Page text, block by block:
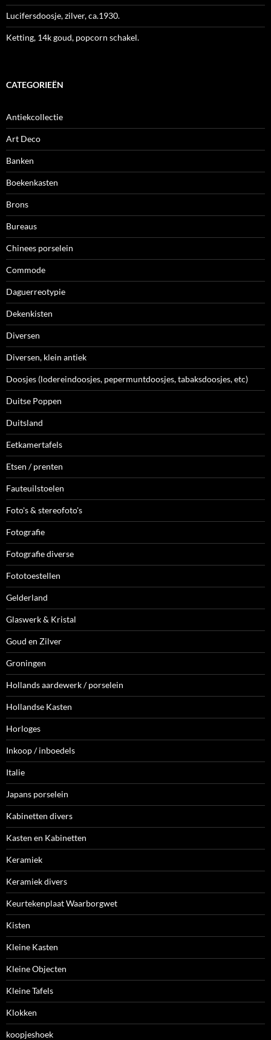
Lucifersdoosje, zilver, ca.1930.
Ketting, 14k goud, popcorn schakel.
CATEGORIEËN
Antiekcollectie
Art Deco
Banken
Boekenkasten
Brons
Bureaus
Chinees porselein
Commode
Daguerreotypie
Dekenkisten
Diversen
Diversen, klein antiek
Doosjes (lodereindoosjes, pepermuntdoosjes, tabaksdoosjes, etc)
Duitse Poppen
Duitsland
Eetkamertafels
Etsen / prenten
Fauteuilstoelen
Foto's & stereofoto's
Fotografie
Fotografie diverse
Fototoestellen
Gelderland
Glaswerk & Kristal
Goud en Zilver
Groningen
Hollands aardewerk / porselein
Hollandse Kasten
Horloges
Inkoop / inboedels
Italie
Japans porselein
Kabinetten divers
Kasten en Kabinetten
Keramiek
Keramiek divers
Keurtekenplaat Waarborgwet
Kisten
Kleine Kasten
Kleine Objecten
Kleine Tafels
Klokken
koopjeshoek